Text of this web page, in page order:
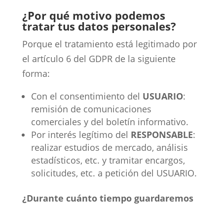
¿Por qué motivo podemos
tratar tus datos personales?
Porque el tratamiento está legitimado por
el artículo 6 del GDPR de la siguiente
forma:
Con el consentimiento del USUARIO:
remisión de comunicaciones
comerciales y del boletín informativo.
Por interés legítimo del RESPONSABLE:
realizar estudios de mercado, análisis
estadísticos, etc. y tramitar encargos,
solicitudes, etc. a petición del USUARIO.
¿Durante cuánto tiempo guardaremos